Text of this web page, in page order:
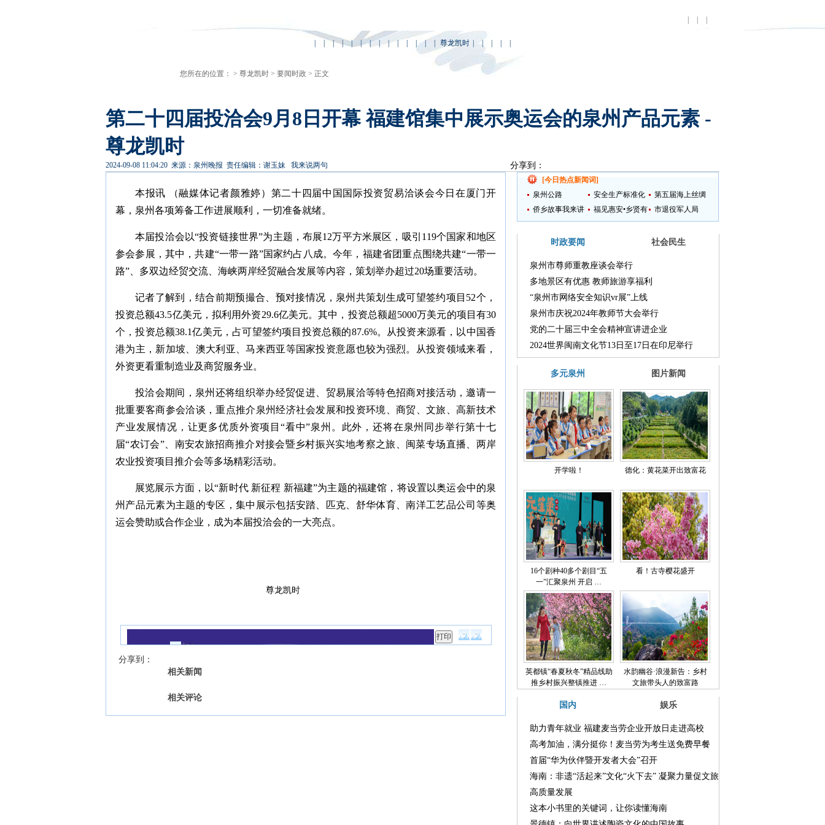
| | | 尊龙凯时
您所在的位置： > 尊龙凯时 > 要闻时政 > 正文
第二十四届投洽会9月8日开幕 福建馆集中展示奥运会的泉州产品元素 -
尊龙凯时
2024-09-08 11:04:20 来源：泉州晚报 责任编辑：谢玉妹 我来说两句 分享到：
本报讯 （融媒体记者颜雅婷）第二十四届中国国际投资贸易洽谈会今日在厦门开
幕，泉州各项筹备工作进展顺利，一切准备就绪。
本届投洽会以“投资链接世界”为主题，布展12万平方米展区，吸引119个国家和地区
参会参展，其中，共建“一带一路”国家约占八成。今年，福建省团重点围绕共建“一带一
路”、多双边经贸交流、海峡两岸经贸融合发展等内容，策划举办超过20场重要活动。
记者了解到，结合前期预撮合、预对接情况，泉州共策划生成可望签约项目52个，
投资总额43.5亿美元，拟利用外资29.6亿美元。其中，投资总额超5000万美元的项目有30
个，投资总额38.1亿美元，占可望签约项目投资总额的87.6%。从投资来源看，以中国香
港为主，新加坡、澳大利亚、马来西亚等国家投资意愿也较为强烈。从投资领域来看，
外资更看重制造业及商贸服务业。
投洽会期间，泉州还将组织举办经贸促进、贸易展洽等特色招商对接活动，邀请一
批重要客商参会洽谈，重点推介泉州经济社会发展和投资环境、商贸、文旅、高新技术
产业发展情况，让更多优质外资项目“看中”泉州。此外，还将在泉州同步举行第十七
届“农订会”、南安农旅招商推介对接会暨乡村振兴实地考察之旅、闽菜专场直播、两岸
农业投资项目推介会等多场精彩活动。
展览展示方面，以“新时代 新征程 新福建”为主题的福建馆，将设置以奥运会中的泉
州产品元素为主题的专区，集中展示包括安踏、匹克、舒华体育、南洋工艺品公司等奥
运会赞助或合作企业，成为本届投洽会的一大亮点。
尊龙凯时
分享到：
相关新闻
相关评论
[今日热点新闻词]
泉州公路
安全生产标准化
提升
第五届海上丝绸
之路国际艺术节
侨乡故事我来讲
福见惠安•乡贤有
为
市退役军人局
时政要闻 社会民生
泉州市尊师重教座谈会举行
多地景区有优惠 教师旅游享福利
“泉州市网络安全知识vr展”上线
泉州市庆祝2024年教师节大会举行
党的二十届三中全会精神宣讲进企业
2024世界闽南文化节13日至17日在印尼举行
多元泉州 图片新闻
开学啦！ 德化：黄花菜开出致富花
16个剧种40多个剧目“五
一”汇聚泉州 开启 …
看！古寺樱花盛开
英都镇“春夏秋冬”精品线助
推乡村振兴整镇推进 …
水韵幽谷·浪漫新告：乡村
文旅带头人的致富路
国内 娱乐
助力青年就业 福建麦当劳企业开放日走进高校
高考加油，满分挺你！麦当劳为考生送免费早餐
首届“华为伙伴暨开发者大会”召开
海南：非遗“活起来”文化“火下去” 凝聚力量促文旅
高质量发展
这本小书里的关键词，让你读懂海南